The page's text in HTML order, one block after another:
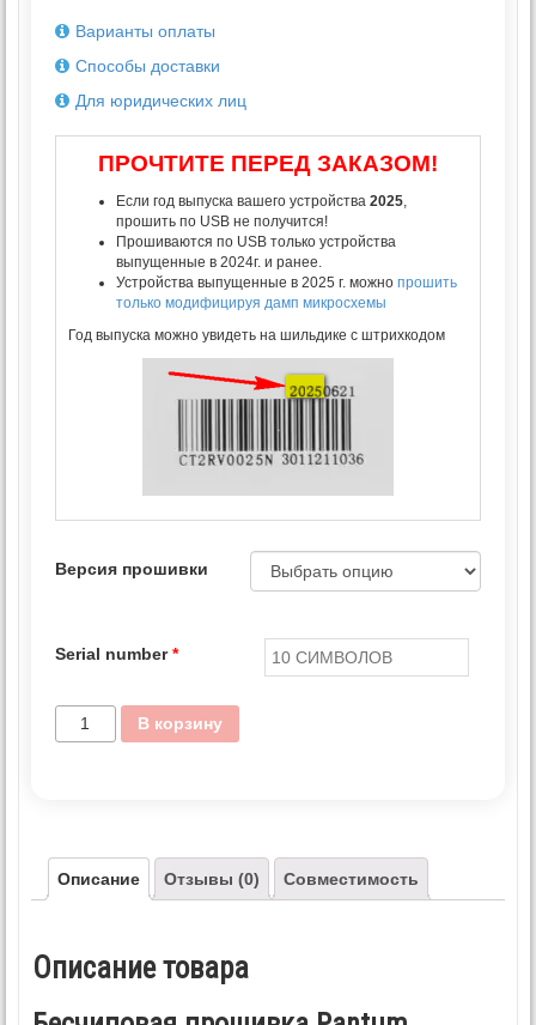
Варианты оплаты
Способы доставки
Для юридических лиц
ПРОЧТИТЕ ПЕРЕД ЗАКАЗОМ!
Если год выпуска вашего устройства 2025
прошить по USB не получится!
Прошиваются по USB только устройства
выпущенные в 2024г. и ранее.
Устройства выпущенные в 2025 г. можно прошить
только модифицируя дамп микросхемы
Год выпуска можно увидеть на шильдике с штрихкодом
Версия прошивки
Serial number*
В корзину
Описание Отзывы (0) Совместимость
Описание товара